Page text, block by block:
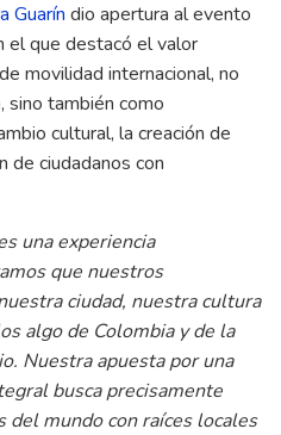
Guarín dio apertura al evento
el que destacó el valor
movilidad internacional, no
sino también como
cultural, la creación de
de ciudadanos con
una experiencia
que nuestros
ciudad, nuestra cultura
algo de Colombia y de la
Nuestra apuesta por una
busca precisamente
del mundo con raíces locales